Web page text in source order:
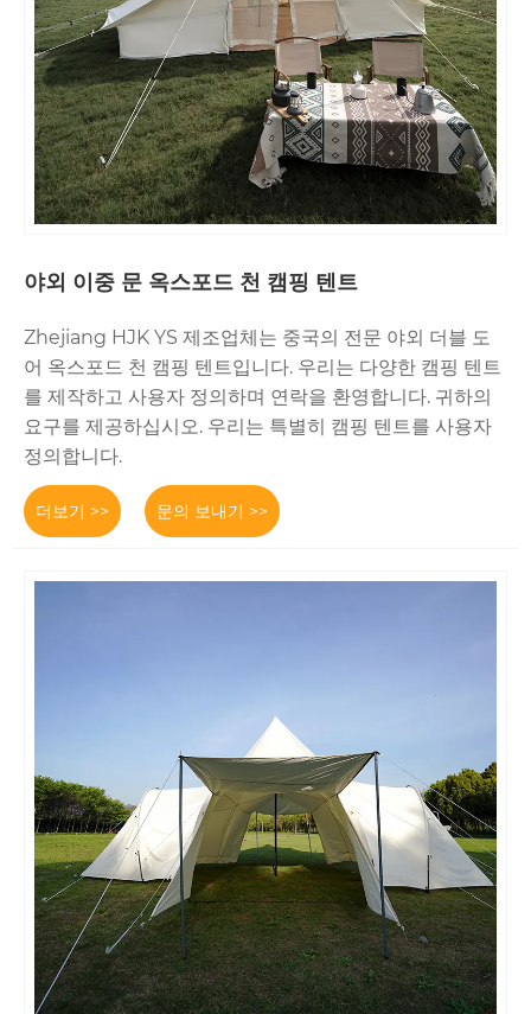
야외 이중 문 옥스포드 천 캠핑 텐트
Zhejiang HJK YS 제조업체는 중국의 전문 야외 더블 도
어 옥스포드 천 캠핑 텐트입니다. 우리는 다양한 캠핑 텐트
를 제작하고 사용자 정의하며 연락을 환영합니다. 귀하의
요구를 제공하십시오. 우리는 특별히 캠핑 텐트를 사용자
정의합니다.
더보기 >> 문의 보내기 >>